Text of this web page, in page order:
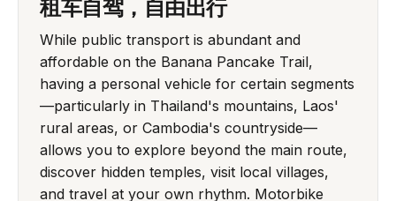
租车自驾，自由出行
While public transport is abundant and
affordable on the Banana Pancake Trail,
having a personal vehicle for certain segments
—particularly in Thailand's mountains, Laos'
rural areas, or Cambodia's countryside—
allows you to explore beyond the main route,
discover hidden temples, visit local villages,
and travel at your own rhythm. Motorbike